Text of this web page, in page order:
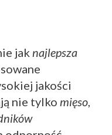
jak najlepsza
jakości
nie tylko mięso